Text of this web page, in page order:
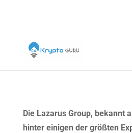
Die Lazarus Group, bekannt
hinter einigen der größten